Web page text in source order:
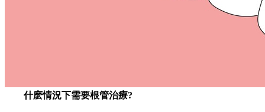
什麽情況下需要根管治療?